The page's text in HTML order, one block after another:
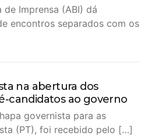
de Imprensa (ABI) dá
encontros separados com os
na abertura dos
candidatos ao governo
governista para as
(PT), foi recebido pelo […]